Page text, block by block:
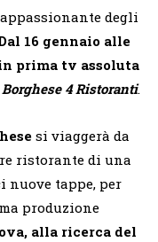
degli
16 gennaio alle
prima tv assoluta
4 Ristoranti.
si viaggerà da
ristorante di una
nuove tappe, per
produzione
alla ricerca del